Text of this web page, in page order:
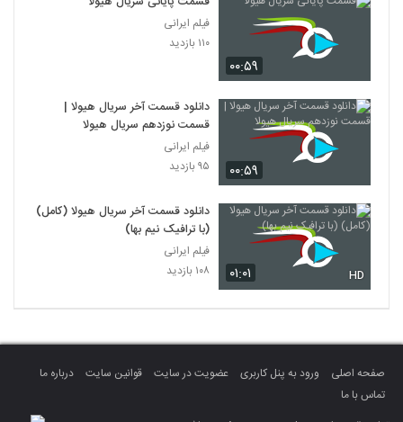
۰۰:۵۹
فیلم ایرانی
۱۱۰ بازدید
۰۰:۵۹
دانلود قسمت آخر سریال هیولا |
قسمت نوزدهم سریال هیولا
فیلم ایرانی
۹۵ بازدید
۰۱:۰۱ HD
دانلود قسمت آخر سریال هیولا (کامل)
(با ترافیک نیم بها)
فیلم ایرانی
۱۰۸ بازدید
صفحه اصلی ورود به پنل کاربری عضویت در سایت قوانین سایت
درباره ما
تماس با ما